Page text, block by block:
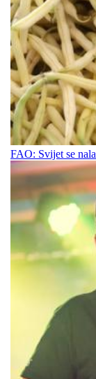
FAO: Svijet se